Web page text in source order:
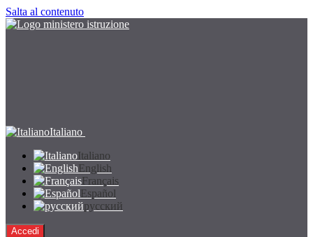
Salta al contenuto
Italiano
Italiano
English
Français
Español
русский
Accedi